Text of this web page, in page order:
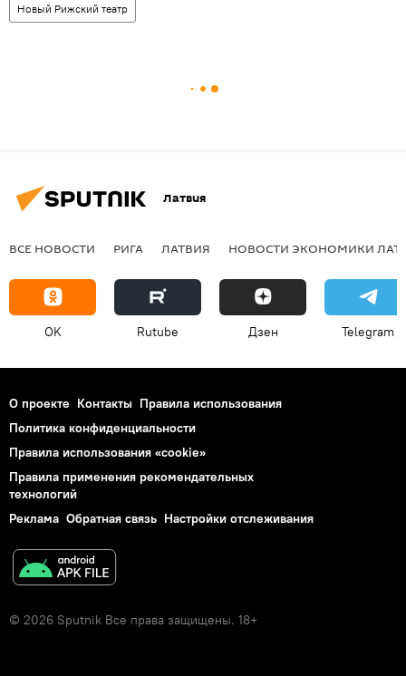
Новый Рижский театр
Латвия
ВСЕ НОВОСТИ РИГА ЛАТВИЯ НОВОСТИ ЭКОНОМИКИ
OK Rutube Дзен Telegram
О проекте Контакты Правила использования
Политика конфиденциальности
Правила использования «cookie»
Правила применения рекомендательных
технологий
Реклама Обратная связь Настройки отслеживания
© 2026 Sputnik Все права защищены. 18+